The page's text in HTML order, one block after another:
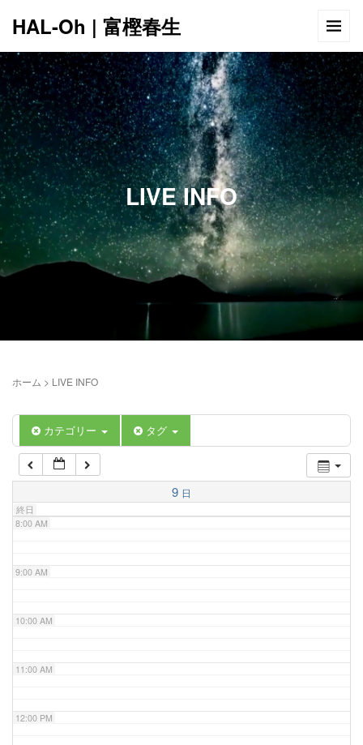
HAL-Oh | 富樫春生
LIVE INFO
ホーム > LIVE INFO
カテゴリー タグ
9 日
終日
12:00 AM
1:00 AM
2:00 AM
5:00 AM
6:00 AM
7:00 AM
8:00 AM
9:00 AM
10:00 AM
11:00 AM
12:00 PM